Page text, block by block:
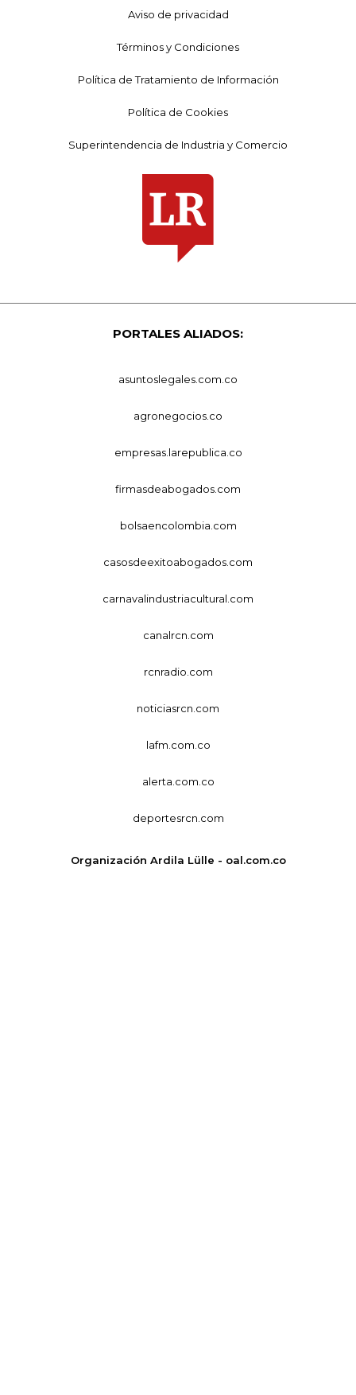
Aviso de privacidad
Términos y Condiciones
Política de Tratamiento de Información
Política de Cookies
Superintendencia de Industria y Comercio
PORTALES ALIADOS:
asuntoslegales.com.co
agronegocios.co
empresas.larepublica.co
firmasdeabogados.com
bolsaencolombia.com
casosdeexitoabogados.com
carnavalindustriacultural.com
canalrcn.com
rcnradio.com
noticiasrcn.com
lafm.com.co
alerta.com.co
deportesrcn.com
Organización Ardila Lülle - oal.com.co